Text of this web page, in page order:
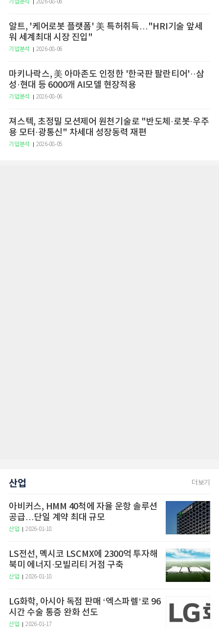
기업분석 2026-08-06
알트, '케어로봇 플랫폼' 美 특허취득…"HRI기술 앞세
워 세계최대 시장 진입"
기업분석 2026-08-06
마키나락스, 美 아마존도 인정한 '한국판 팔란티어'··삼
성·현대 등 6000개 AI모델 현장적용
기업분석 2026-08-06
져스텍, 초정밀 모션제어 원천기술로 "반도체·로봇·우주
용 모터·광통신" 차세대 성장동력 재편
기업분석 2026-08-05
산업 더보기
아비커스, HMM 40척에 자율 운항 솔루션
공급…단일 계약 최대 규모
산업 2026-01-18
LS전선, 멕시코 LSCMX에 2300억 투자해
북미 에너지·모빌리티 거점 구축
산업 2026-01-18
LG화학, 아시아 독점 판매 ‘엑스파렐’로 96
시간 수술 통증 완화 선도
산업 2026-01-17